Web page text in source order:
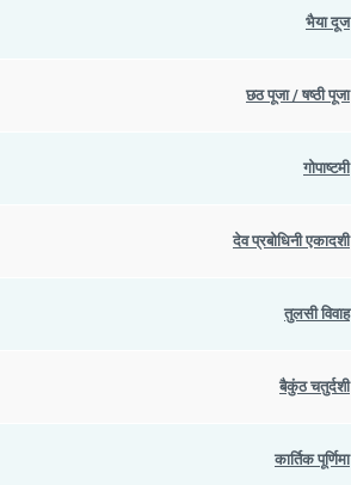
भैया दूज
छठ पूजा / षष्‍ठी पूजा
गोपाष्टमी
देव प्रबोधिनी एकादशी
तुलसी विवाह
बैकुंठ चतुर्दशी
कार्तिक पूर्णिमा